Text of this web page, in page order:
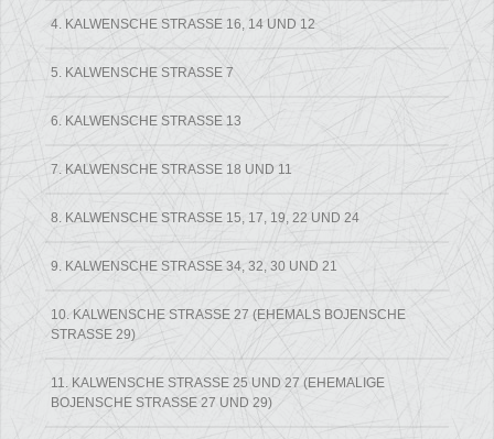
4. KALWENSCHE STRASSE 16, 14 UND 12
5. KALWENSCHE STRASSE 7
6. KALWENSCHE STRASSE 13
7. KALWENSCHE STRASSE 18 UND 11
8. KALWENSCHE STRASSE 15, 17, 19, 22 UND 24
9. KALWENSCHE STRASSE 34, 32, 30 UND 21
10. KALWENSCHE STRASSE 27 (EHEMALS BOJENSCHE S
TRASSE 29)
11. KALWENSCHE STRASSE 25 UND 27 (EHEMALIGE B
OJENSCHE STRASSE 27 UND 29)